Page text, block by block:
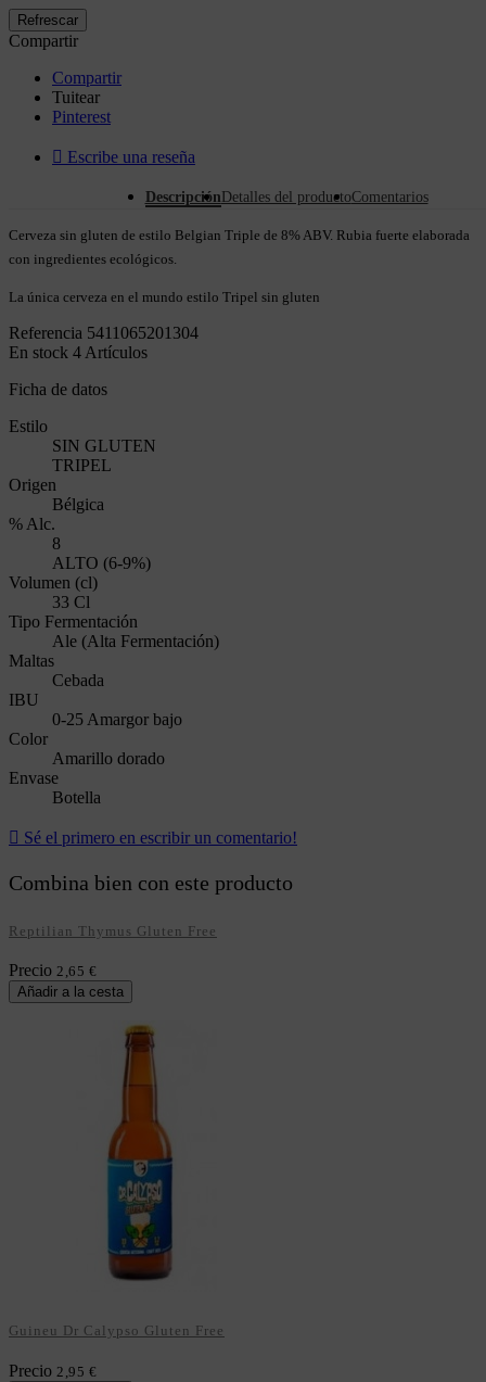
Compartir
Compartir
Tuitear
Pinterest
 Escribe una reseña
DescripciónDetalles del productoComentarios
Cerveza sin gluten de estilo Belgian Triple de 8% ABV. Rubia fuerte elaborada
con ingredientes ecológicos.
La única cerveza en el mundo estilo Tripel sin gluten
Referencia 5411065201304
En stock 4 Artículos
Ficha de datos
Estilo
SIN GLUTEN
TRIPEL
Origen
Bélgica
% Alc.
8
ALTO (6-9%)
Volumen (cl)
33 Cl
Tipo Fermentación
Ale (Alta Fermentación)
Maltas
Cebada
IBU
0-25 Amargor bajo
Color
Amarillo dorado
Envase
Botella
 Sé el primero en escribir un comentario!
Combina bien con este producto
Reptilian Thymus Gluten Free
Precio 2,65 €
Añadir a la cesta
Guineu Dr Calypso Gluten Free
Precio 2,95 €